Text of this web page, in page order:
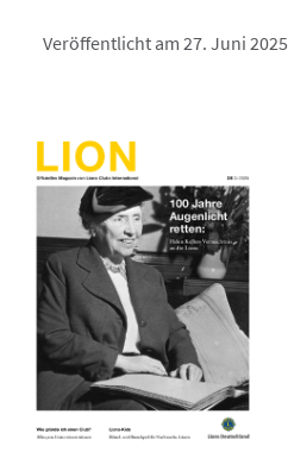
Veröffentlicht am 27. Juni 2025